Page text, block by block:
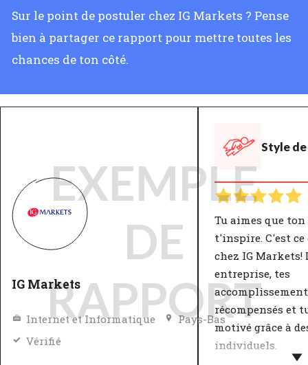
Sur le point de postuler chez IG Markets ? Pense
bien à partager ce rapport pour mettre toutes les
chances de ton côté.
IG Markets
Internet et Informatique
Pays-Bas
Vérifié
Style
Tu aimes que
t'inspire. C'est
chez IG Markets!
entreprise, tes
récompensés et
motivé grâce à
individuels.
EXEMPLE
DE
RAPPORT